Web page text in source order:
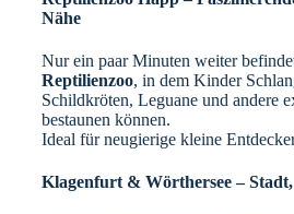
Nähe
Nur ein paar Minuten weiter
Reptilienzoo, in dem Kinder
Schildkröten, Leguane und andere
bestaunen können.
Ideal für neugierige kleine
Klagenfurt & Wörthersee –